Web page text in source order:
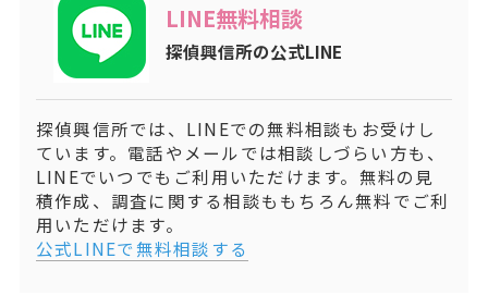
LINE無料相談
探偵興信所の公式LINE
探偵興信所では、LINEでの無料相談もお受けし
ています。電話やメールでは相談しづらい方も、
LINEでいつでもご利用いただけます。無料の見
積作成、調査に関する相談ももちろん無料でご利
用いただけます。
公式LINEで無料相談する